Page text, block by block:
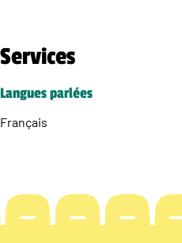
Services
Langues parlées
Français